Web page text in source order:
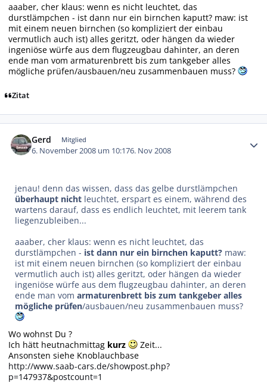
aaaber, cher klaus: wenn es nicht leuchtet, das
durstlämpchen - ist dann nur ein birnchen kaputt? maw: ist
mit einem neuen birnchen (so kompliziert der einbau
vermutlich auch ist) alles geritzt, oder hängen da wieder
ingeniöse würfe aus dem flugzeugbau dahinter, an deren
ende man vom armaturenbrett bis zum tankgeber alles
mögliche prüfen/ausbauen/neu zusammenbauen muss?
Zitat
Gerd Mitglied
6. November 2008 um 10:176. Nov 2008
jenau! denn das wissen, dass das gelbe durstlämpchen
überhaupt nicht leuchtet, erspart es einem, während des
wartens darauf, dass es endlich leuchtet, mit leerem tank
liegenzubleiben...
aaaber, cher klaus: wenn es nicht leuchtet, das
durstlämpchen - ist dann nur ein birnchen kaputt? maw:
ist mit einem neuen birnchen (so kompliziert der einbau
vermutlich auch ist) alles geritzt, oder hängen da wieder
ingeniöse würfe aus dem flugzeugbau dahinter, an deren
ende man vom armaturenbrett bis zum tankgeber alles
mögliche prüfen/ausbauen/neu zusammenbauen muss?
Wo wohnst Du ?
Ich hätt heutnachmittag kurz
Zeit...
Ansonsten siehe Knoblauchbase
http://www.saab-cars.de/showpost.php?
p=147937&postcount=1